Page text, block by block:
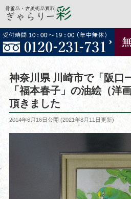
コ
ン
テ
神奈川県 川崎市で「阪口
「福本春子」の油絵（洋
頂きました
投
2014年6月16日公開 (2021年8月11日更新)